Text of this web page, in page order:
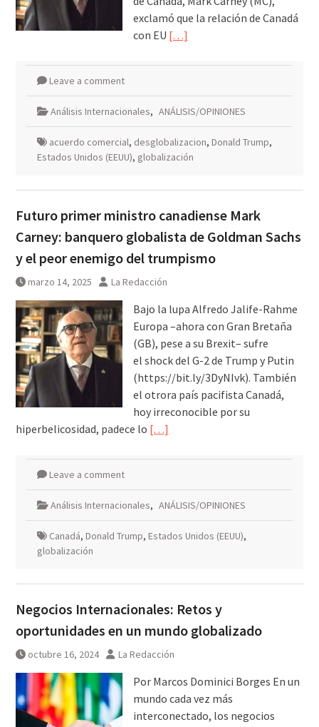
exclamó que la relación de Canadá
con EU […]
Leave a comment
Análisis Internacionales, ANÁLISIS/OPINIONES
acuerdo comercial, desglobalizacion, Donald Trump,
Estados Unidos (EEUU), globalización
Futuro primer ministro canadiense Mark
Carney: banquero globalista de Goldman Sachs
y el peor enemigo del trumpismo
marzo 14, 2025 La Redacción
Bajo la lupa Alfredo Jalife-Rahme
Europa –ahora con Gran Bretaña
(GB), pese a su Brexit– sufre
el shock del G-2 de Trump y Putin
(https://bit.ly/3DyNIvk). También
el otrora país pacifista Canadá,
hoy irreconocible por su
hiperbelicosidad, padece lo […]
Leave a comment
Análisis Internacionales, ANÁLISIS/OPINIONES
Canadá, Donald Trump, Estados Unidos (EEUU),
globalización
Negocios Internacionales: Retos y
oportunidades en un mundo globalizado
octubre 16, 2024 La Redacción
Por Marcos Dominici Borges En un
mundo cada vez más
interconectado, los negocios